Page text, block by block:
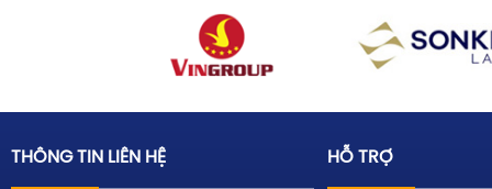
THÔNG TIN LIÊN HỆ HỖ TRỢ